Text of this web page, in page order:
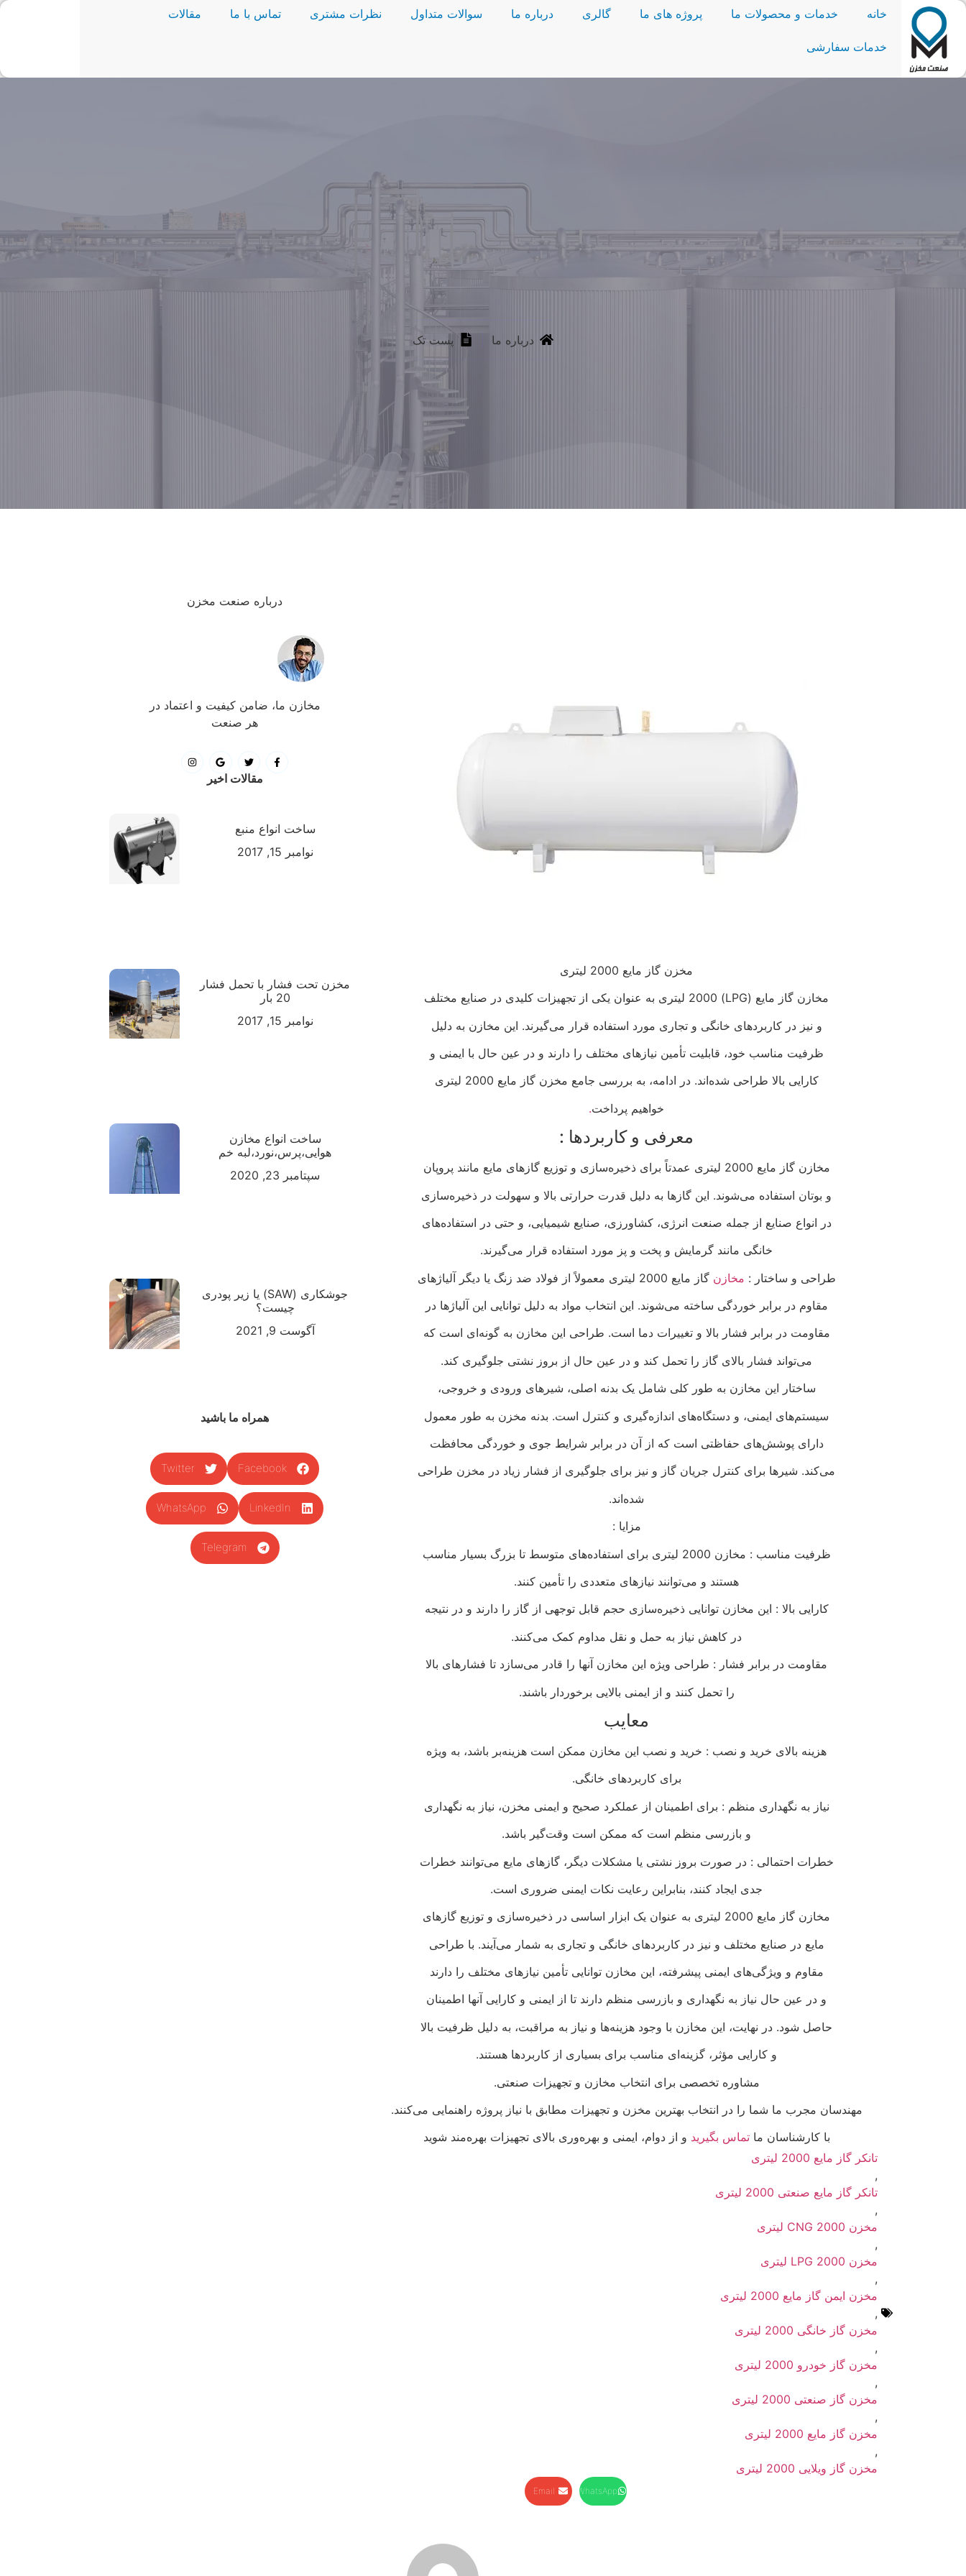
خانه خدمات و محصولات ما پروژه های ما گالری درباره ما سوالات متداول نظرات مشتری تماس با ما مقالات
خدمات سفارشی
درباره ما پست تک
مخزن گاز مایع 2000 لیتری
مخازن گاز مایع (LPG) 2000 لیتری به عنوان یکی از تجهیزات کلیدی در صنایع مختلف
و نیز در کاربردهای خانگی و تجاری مورد استفاده قرار می‌گیرند. این مخازن به دلیل
ظرفیت مناسب خود، قابلیت تأمین نیازهای مختلف را دارند و در عین حال با ایمنی و
کارایی بالا طراحی شده‌اند. در ادامه، به بررسی جامع مخزن گاز مایع 2000 لیتری
خواهیم پرداخت.
معرفی و کاربردها :
مخازن گاز مایع 2000 لیتری عمدتاً برای ذخیره‌سازی و توزیع گازهای مایع مانند پروپان
و بوتان استفاده می‌شوند. این گازها به دلیل قدرت حرارتی بالا و سهولت در ذخیره‌سازی
در انواع صنایع از جمله صنعت انرژی، کشاورزی، صنایع شیمیایی، و حتی در استفاده‌های
خانگی مانند گرمایش و پخت و پز مورد استفاده قرار می‌گیرند.
طراحی و ساختار : مخازن گاز مایع 2000 لیتری معمولاً از فولاد ضد زنگ یا دیگر آلیاژهای
مقاوم در برابر خوردگی ساخته می‌شوند. این انتخاب مواد به دلیل توانایی این آلیاژها در
مقاومت در برابر فشار بالا و تغییرات دما است. طراحی این مخازن به گونه‌ای است که
می‌تواند فشار بالای گاز را تحمل کند و در عین حال از بروز نشتی جلوگیری کند.
ساختار این مخازن به طور کلی شامل یک بدنه اصلی، شیرهای ورودی و خروجی،
سیستم‌های ایمنی، و دستگاه‌های اندازه‌گیری و کنترل است. بدنه مخزن به طور معمول
دارای پوشش‌های حفاظتی است که از آن در برابر شرایط جوی و خوردگی محافظت
می‌کند. شیرها برای کنترل جریان گاز و نیز برای جلوگیری از فشار زیاد در مخزن طراحی
شده‌اند.
مزایا :
ظرفیت مناسب : مخازن 2000 لیتری برای استفاده‌های متوسط تا بزرگ بسیار مناسب
هستند و می‌توانند نیازهای متعددی را تأمین کنند.
کارایی بالا : این مخازن توانایی ذخیره‌سازی حجم قابل توجهی از گاز را دارند و در نتیجه
در کاهش نیاز به حمل و نقل مداوم کمک می‌کنند.
مقاومت در برابر فشار : طراحی ویژه این مخازن آنها را قادر می‌سازد تا فشارهای بالا
را تحمل کنند و از ایمنی بالایی برخوردار باشند.
معایب
هزینه بالای خرید و نصب : خرید و نصب این مخازن ممکن است هزینه‌بر باشد، به ویژه
برای کاربردهای خانگی.
نیاز به نگهداری منظم : برای اطمینان از عملکرد صحیح و ایمنی مخزن، نیاز به نگهداری
و بازرسی منظم است که ممکن است وقت‌گیر باشد.
خطرات احتمالی : در صورت بروز نشتی یا مشکلات دیگر، گازهای مایع می‌توانند خطرات
جدی ایجاد کنند، بنابراین رعایت نکات ایمنی ضروری است.
مخازن گاز مایع 2000 لیتری به عنوان یک ابزار اساسی در ذخیره‌سازی و توزیع گازهای
مایع در صنایع مختلف و نیز در کاربردهای خانگی و تجاری به شمار می‌آیند. با طراحی
مقاوم و ویژگی‌های ایمنی پیشرفته، این مخازن توانایی تأمین نیازهای مختلف را دارند
و در عین حال نیاز به نگهداری و بازرسی منظم دارند تا از ایمنی و کارایی آنها اطمینان
حاصل شود. در نهایت، این مخازن با وجود هزینه‌ها و نیاز به مراقبت، به دلیل ظرفیت بالا
و کارایی مؤثر، گزینه‌ای مناسب برای بسیاری از کاربردها هستند.
مشاوره تخصصی برای انتخاب مخازن و تجهیزات صنعتی.
مهندسان مجرب ما شما را در انتخاب بهترین مخزن و تجهیزات مطابق با نیاز پروژه راهنمایی می‌کنند.
با کارشناسان ماتماس بگیرید و از دوام، ایمنی و بهره‌وری بالای تجهیزات بهره‌مند شوید
تانکر گاز مایع 2000 لیتری
,
تانکر گاز مایع صنعتی 2000 لیتری
,
مخزن CNG 2000 لیتری
,
مخزن LPG 2000 لیتری
,
مخزن ایمن گاز مایع 2000 لیتری
,
مخزن گاز خانگی 2000 لیتری
,
مخزن گاز خودرو 2000 لیتری
,
مخزن گاز صنعتی 2000 لیتری
,
مخزن گاز مایع 2000 لیتری
,
مخزن گاز ویلایی 2000 لیتری
WhatsApp
Email
درباره صنعت مخزن
مخازن ما، ضامن کیفیت و اعتماد در
هر صنعت
مقالات اخیر
ساخت انواع منبع
نوامبر 15, 2017
مخزن تحت فشار با تحمل فشار
20 بار
نوامبر 15, 2017
ساخت انواع مخازن
هوایی،پرس،نورد،لبه خم
سپتامبر 23, 2020
جوشکاری (SAW) یا زیر پودری
چیست؟
آگوست 9, 2021
همراه ما باشید
Facebook
Twitter
LinkedIn
WhatsApp
Telegram